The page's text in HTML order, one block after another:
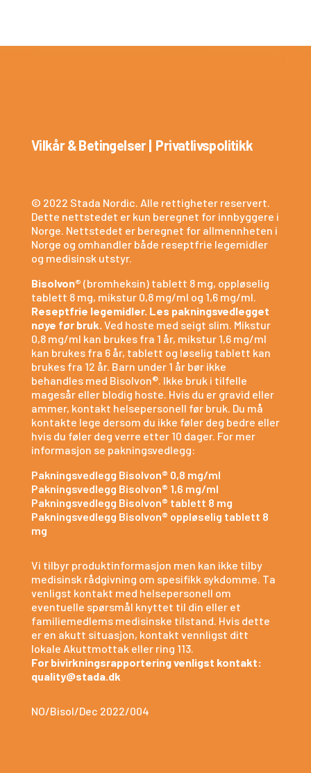
Vilkår & Betingelser| Privatlivspolitikk
© 2022 Stada Nordic. Alle rettigheter reservert.
Dette nettstedet er kun beregnet for innbyggere i
Norge. Nettstedet er beregnet for allmennheten i
Norge og omhandler både reseptfrie legemidler
og medisinsk utstyr.
Bisolvon® (bromheksin) tablett 8 mg, oppløselig
tablett 8 mg, mikstur 0,8 mg/ml og 1,6 mg/ml.
Reseptfrie legemidler. Les pakningsvedlegget
nøye før bruk. Ved hoste med seigt slim. Mikstur
0,8 mg/ml kan brukes fra 1 år, mikstur 1,6 mg/ml
kan brukes fra 6 år, tablett og løselig tablett kan
brukes fra 12 år. Barn under 1 år bør ikke
behandles med Bisolvon®. Ikke bruk i tilfelle
magesår eller blodig hoste. Hvis du er gravid eller
ammer, kontakt helsepersonell før bruk. Du må
kontakte lege dersom du ikke føler deg bedre eller
hvis du føler deg verre etter 10 dager. For mer
informasjon se pakningsvedlegg:
Pakningsvedlegg Bisolvon® 0,8 mg/ml
Pakningsvedlegg Bisolvon® 1,6 mg/ml
Pakningsvedlegg Bisolvon® tablett 8 mg
Pakningsvedlegg Bisolvon® oppløselig tablett 8
mg
Vi tilbyr produktinformasjon men kan ikke tilby
medisinsk rådgivning om spesifikk sykdomme. Ta
venligst kontakt med helsepersonell om
eventuelle spørsmål knyttet til din eller et
familiemedlems medisinske tilstand. Hvis dette
er en akutt situasjon, kontakt vennligst ditt
lokale Akuttmottak eller ring 113.
For bivirkningsrapportering venligst kontakt:
quality@stada.dk
NO/Bisol/Dec 2022/004